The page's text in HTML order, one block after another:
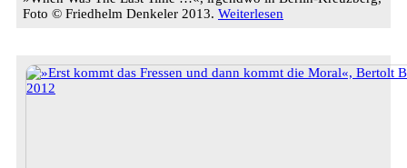
Foto © Friedhelm Denkeler 2013. Weiterlesen